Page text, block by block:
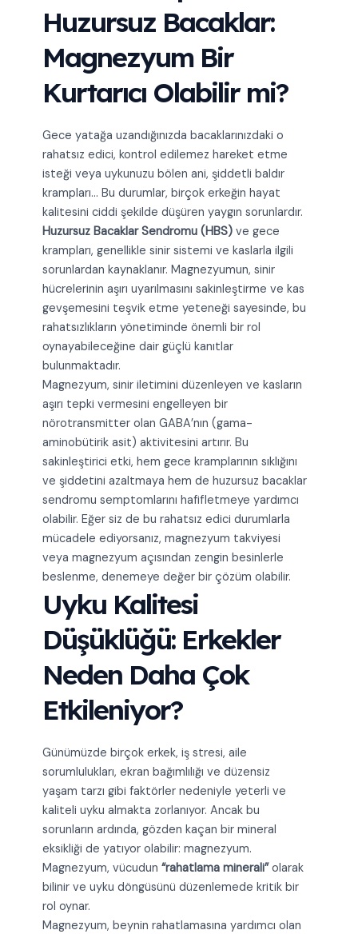
Huzursuz Bacaklar:
Magnezyum Bir
Kurtarıcı Olabilir mi?
Gece yatağa uzandığınızda bacaklarınızdaki o
rahatsız edici, kontrol edilemez hareket etme
isteği veya uykunuzu bölen ani, şiddetli baldır
krampları… Bu durumlar, birçok erkeğin hayat
kalitesini ciddi şekilde düşüren yaygın sorunlardır.
Huzursuz Bacaklar Sendromu (HBS)ve gece
krampları, genellikle sinir sistemi ve kaslarla ilgili
sorunlardan kaynaklanır. Magnezyumun, sinir
hücrelerinin aşırı uyarılmasını sakinleştirme ve kas
gevşemesini teşvik etme yeteneği sayesinde, bu
rahatsızlıkların yönetiminde önemli bir rol
oynayabileceğine dair güçlü kanıtlar
bulunmaktadır.
Magnezyum, sinir iletimini düzenleyen ve kasların
aşırı tepki vermesini engelleyen bir
nörotransmitter olan GABA’nın (gama-
aminobütirik asit) aktivitesini artırır. Bu
sakinleştirici etki, hem gece kramplarının sıklığını
ve şiddetini azaltmaya hem de huzursuz bacaklar
sendromu semptomlarını hafifletmeye yardımcı
olabilir. Eğer siz de bu rahatsız edici durumlarla
mücadele ediyorsanız, magnezyum takviyesi
veya magnezyum açısından zengin besinlerle
beslenme, denemeye değer bir çözüm olabilir.
Uyku Kalitesi
Düşüklüğü: Erkekler
Neden Daha Çok
Etkileniyor?
Günümüzde birçok erkek, iş stresi, aile
sorumlulukları, ekran bağımlılığı ve düzensiz
yaşam tarzı gibi faktörler nedeniyle yeterli ve
kaliteli uyku almakta zorlanıyor. Ancak bu
sorunların ardında, gözden kaçan bir mineral
eksikliği de yatıyor olabilir: magnezyum.
Magnezyum, vücudun “rahatlama minerali”olarak
bilinir ve uyku döngüsünü düzenlemede kritik bir
rol oynar.
Magnezyum, beynin rahatlamasına yardımcı olan